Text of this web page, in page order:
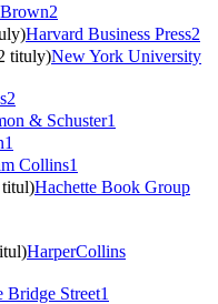
2
Harvard Business Press2
tituly)New York University
2
& Schuster1
1
Collins1
titul)Hachette Book Group
HarperCollins
Bridge Street1